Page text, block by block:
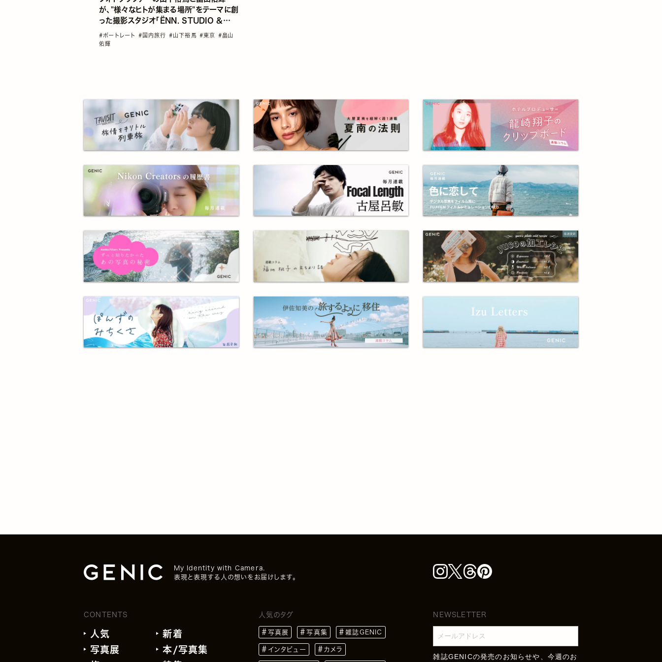
が、"様々なヒトが集まる場所"をテーマに創
った撮影スタジオ「ËNN. STUDIO &
GALLERY」をオープン
#ポートレート #国内旅行 #山下裕馬 #東京 #畠山
佑輝
My Identity with Camera.
表現と表現する人の想いをお届けします。
NEWSLETTER
雑誌GENICの発売のお知らせや、今週のお
CONTENTS
人気
新着
写真展
本/写真集
人気のタグ
写真展 写真集 雑誌GENIC
インタビュー カメラ